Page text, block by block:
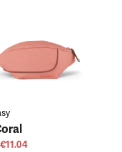
€11.04